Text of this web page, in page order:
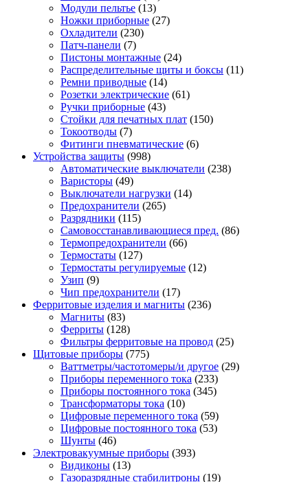
Модули пельтье (13)
Ножки приборные (27)
Охладители (230)
Патч-панели (7)
Пистоны монтажные (24)
Распределительные щиты и боксы (11)
Ремни приводные (14)
Розетки электрические (61)
Ручки приборные (43)
Стойки для печатных плат (150)
Токоотводы (7)
Фитинги пневматические (6)
Устройства защиты (998)
Автоматические выключатели (238)
Варисторы (49)
Выключатели нагрузки (14)
Предохранители (265)
Разрядники (115)
Самовосстанавливающиеся пред. (86)
Термопредохранители (66)
Термостаты (127)
Термостаты регулируемые (12)
Узип (9)
Чип предохранители (17)
Ферритовые изделия и магниты (236)
Магниты (83)
Ферриты (128)
Фильтры ферритовые на провод (25)
Щитовые приборы (775)
Ваттметры/частотомеры/и другое (29)
Приборы переменного тока (233)
Приборы постоянного тока (345)
Трансформаторы тока (10)
Цифровые переменного тока (59)
Цифровые постоянного тока (53)
Шунты (46)
Электровакуумные приборы (393)
Видиконы (13)
Газоразрядные стабилитроны (19)